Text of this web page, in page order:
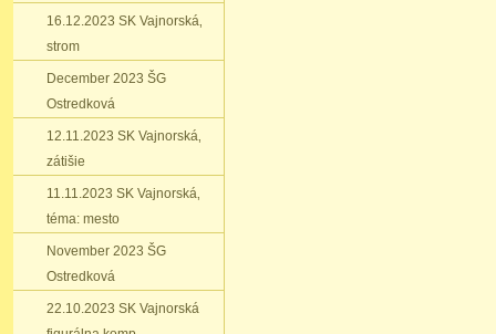
16.12.2023 SK Vajnorská‚
strom
December 2023 ŠG
Ostredková
12.11.2023 SK Vajnorská‚
zátišie
11.11.2023 SK Vajnorská‚
téma: mesto
November 2023 ŠG
Ostredková
22.10.2023 SK Vajnorská